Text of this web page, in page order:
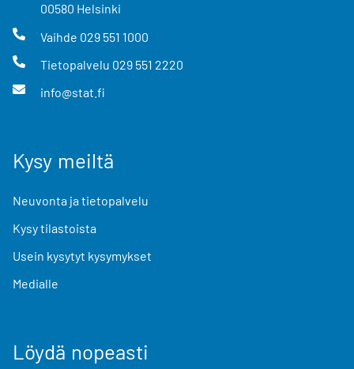
00580 Helsinki
Vaihde 029 551 1000
Tietopalvelu 029 551 2220
info@stat.fi
Kysy meiltä
Neuvonta ja tietopalvelu
Kysy tilastoista
Usein kysytyt kysymykset
Medialle
Löydä nopeasti